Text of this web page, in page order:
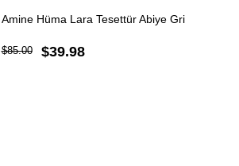
Amine Hüma Lara Tesettür Abiye Gri
$39.98
$85.00